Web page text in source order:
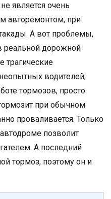
является очень
авторемонтом, при
А вот проблемы,
реальной дорожной
трагические
водителей,
тормозов, просто
при обычном
проваливается. Только
позволит
А последний
тормоз, поэтому он и